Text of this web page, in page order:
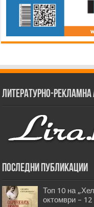
Литературно-рекламна
Последни публикации
Топ 10 на
октомври –